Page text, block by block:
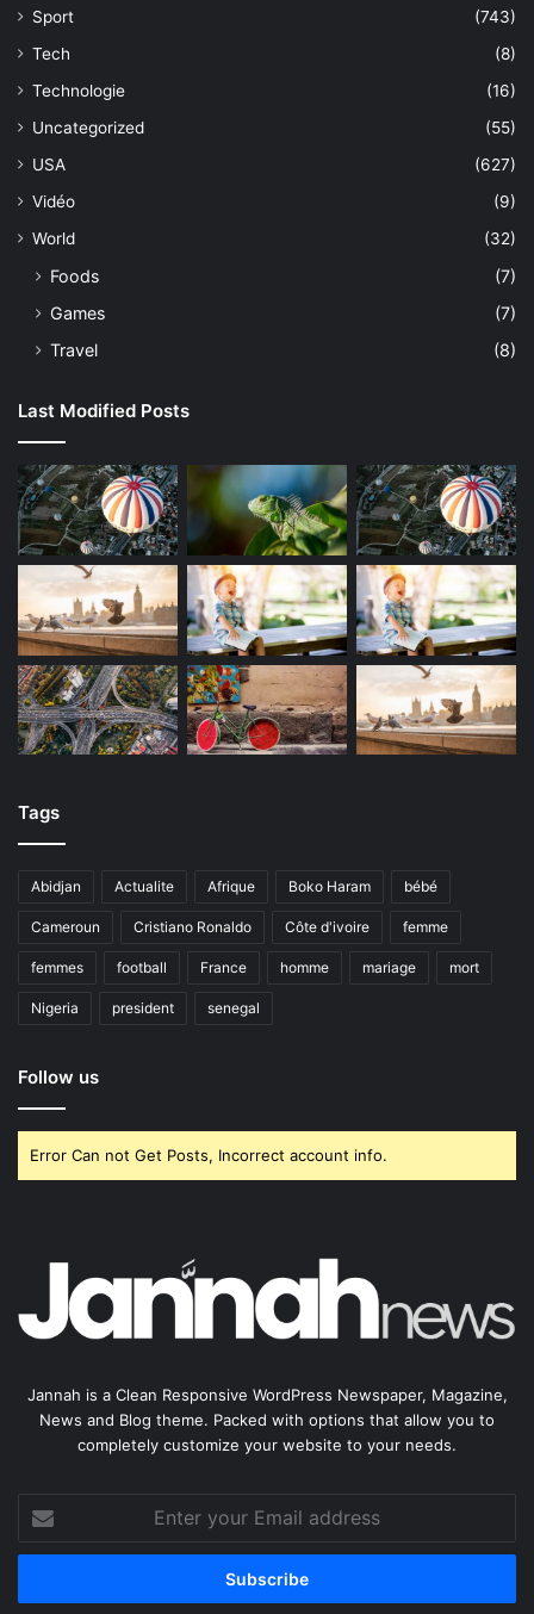
Sport
(743)
Tech
(8)
Technologie
(16)
Uncategorized
(55)
USA
(627)
Vidéo
(9)
World
(32)
Foods
(7)
Games
(7)
Travel
(8)
Last Modified Posts
Tags
Abidjan Actualite Afrique Boko Haram bébé
Cameroun Cristiano Ronaldo Côte d'ivoire femme
femmes football France homme mariage mort
Nigeria president senegal
Follow us
Error Can not Get Posts, Incorrect account info.
Jannah is a Clean Responsive WordPress Newspaper, Magazine,
News and Blog theme. Packed with options that allow you to
completely customize your website to your needs.
your
Email